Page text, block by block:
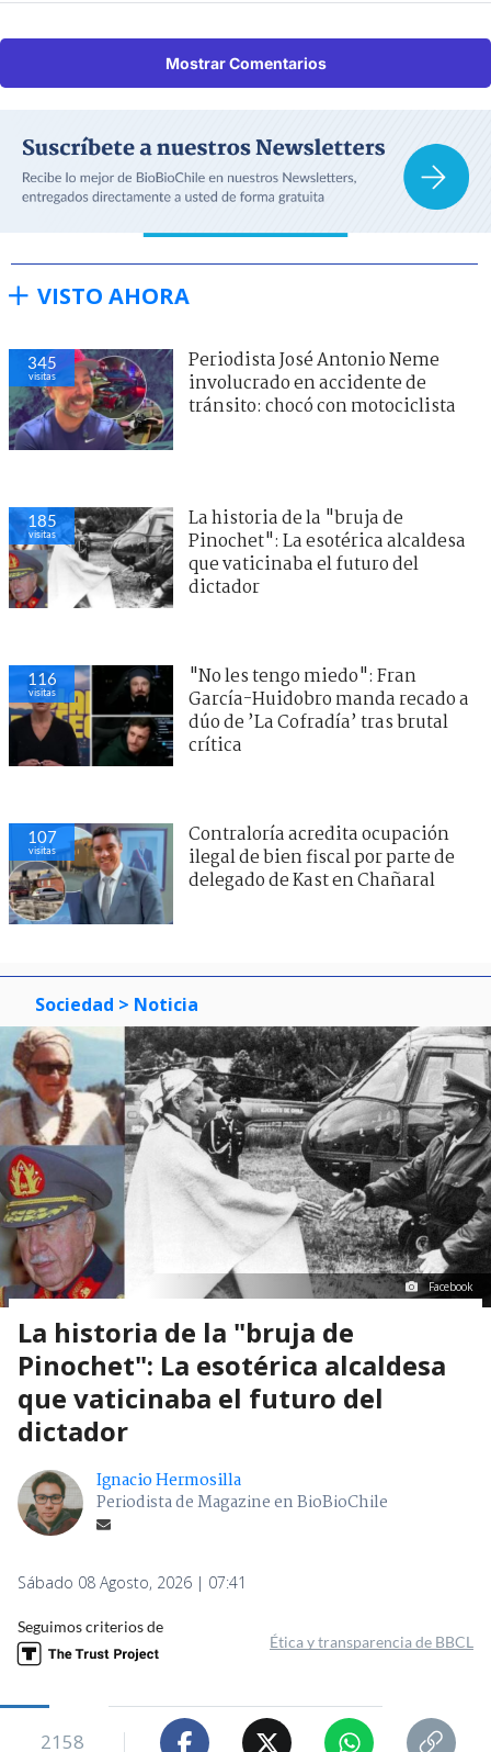
Mostrar Comentarios
VISTO AHORA
345
visitas
Periodista José Antonio Neme
involucrado en accidente de
tránsito: chocó con motociclista
185
visitas
La historia de la "bruja de
Pinochet": La esotérica alcaldesa
que vaticinaba el futuro del
dictador
116
visitas
"No les tengo miedo": Fran
García-Huidobro manda recado a
dúo de ’La Cofradía’ tras brutal
crítica
107
visitas
Contraloría acredita ocupación
ilegal de bien fiscal por parte de
delegado de Kast en Chañaral
Sociedad > Noticia
Facebook
La historia de la "bruja de
Pinochet": La esotérica alcaldesa
que vaticinaba el futuro del
dictador
Ignacio Hermosilla
Periodista de Magazine en BioBioChile
Sábado 08 Agosto, 2026 | 07:41
Seguimos criterios de
Ética y transparencia de BBCL
2158